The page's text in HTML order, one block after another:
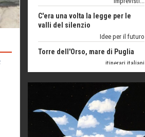
Torre dell'Orso, mare di Puglia
itinerari italiani
Boboli, il giardino della botanica
Gioielli italiani
Le dichiarazioni di Maurizio Federico
Chi è, e come difendersi dallo
scammer
di Mirta B. Bono